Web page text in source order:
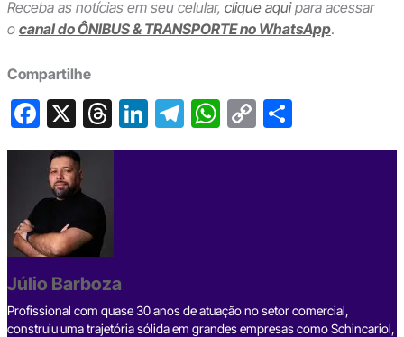
Receba as notícias em seu celular, clique aquipara acessar
o canal do ÔNIBUS & TRANSPORTE no WhatsApp.
Compartilhe
F
a
c
e
b
o
o
k
X T
hr
s
Li
n
T
el
W
h
C
o
S
h
Júlio Barboza
Profissional com quase 30 anos de atuação no setor comercial,
construiu uma trajetória sólida em grandes empresas como Schincariol,